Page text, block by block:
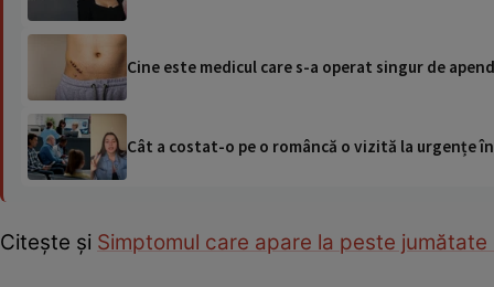
Cine este medicul care s-a operat singur de
Cât a costat-o pe o româncă o vizită la urgențe
Citește și Simptomul care apare la peste